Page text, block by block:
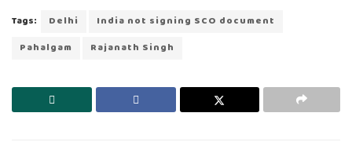
Tags: Delhi
India not signing SCO document
Pahalgam
Rajanath Singh